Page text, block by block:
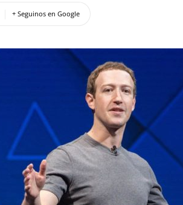
+ Seguinos en Google